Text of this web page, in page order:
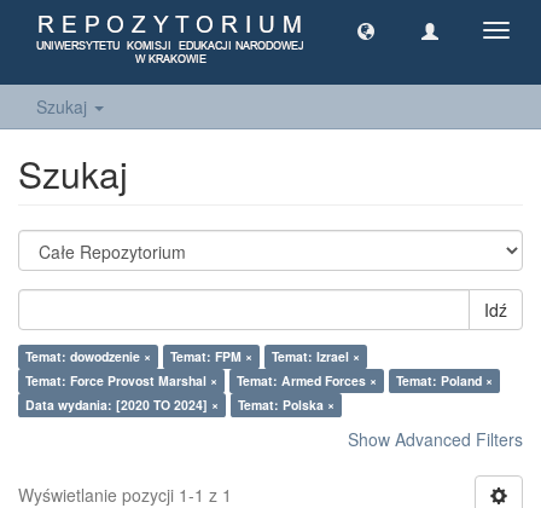
Szukaj
Szukaj
Idź
Temat: dowodzenie × Temat: FPM ×
Temat: Izrael ×
Temat: Force Provost Marshal ×
Temat: Armed Forces ×
Temat: Poland ×
Data wydania: [2020 TO 2024] ×
Temat: Polska ×
Show Advanced Filters
Wyświetlanie pozycji 1-1 z 1